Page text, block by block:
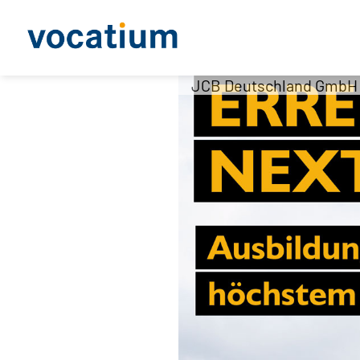
JCB Deutschland GmbH